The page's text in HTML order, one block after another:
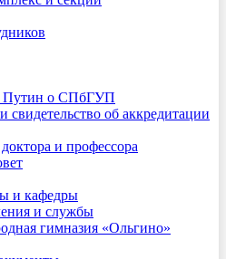
Путин о СПбГУП
свидетельство об аккредитации
и профессора
и кафедры
и службы
гимназия «Ольгино»